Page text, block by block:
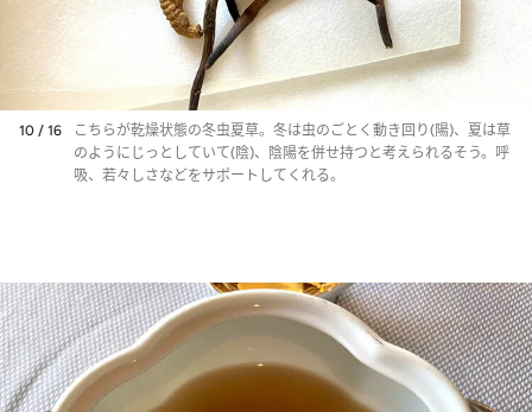
10 / 16
こちらが乾燥状態の冬虫夏草。冬は虫のごとく動き回り(陽)、夏は草
のようにじっとしていて(陰)、陰陽を併せ持つと考えられるそう。呼
吸、若々しさなどをサポートしてくれる。